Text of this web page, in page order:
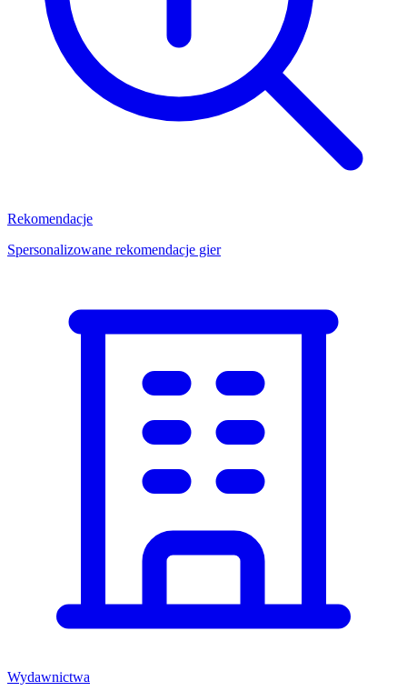
Rekomendacje
Spersonalizowane rekomendacje gier
Wydawnictwa